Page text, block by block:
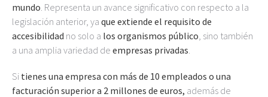
mundo . Representa un avance significativo con respecto a la
legislación anterior, ya que extiende el requisito de
accesibilidad no solo a los organismos público , sino también
a una amplia variedad de empresas privadas
Si tienes una empresa con más de 10 empleados o una
facturación superior a 2 millones de euros, además de